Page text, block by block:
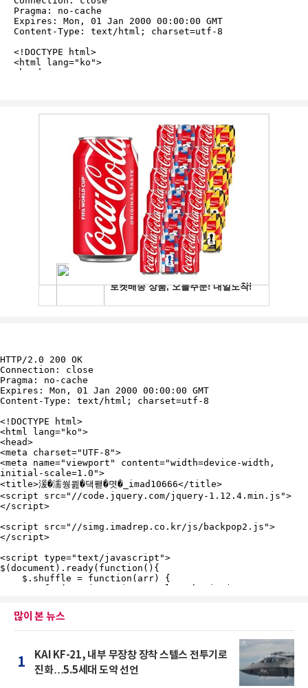
많이 본 뉴스
1
KAI KF-21, 내부 무장창 장착 스텔스 전투기로
진화…5.5세대 도약 선언